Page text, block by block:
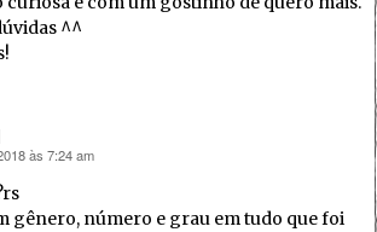
^^
às 7:24 am
gênero, número e grau em tudo que foi